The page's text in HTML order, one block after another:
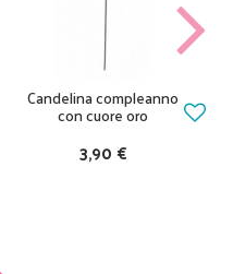
Candelina compleanno
con cuore oro
3,90 €